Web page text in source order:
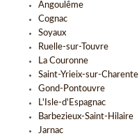
Angoulême
Cognac
Soyaux
Ruelle-sur-Touvre
La Couronne
Saint-Yrieix-sur-Charente
Gond-Pontouvre
L'Isle-d'Espagnac
Barbezieux-Saint-Hilaire
Jarnac